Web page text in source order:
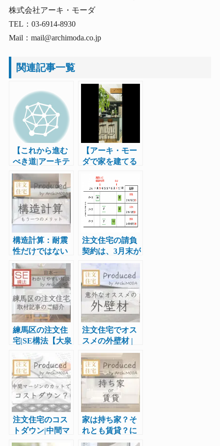
株式会社アーキ・モーダ
TEL：03-6914-8930
Mail：mail@archimoda.co.jp
関連記事一覧
【これから進む
べき道|アーキテ
クトビルダーと
して】
【アーキ・モー
ダで家を建てる
ト！】
構造計算：耐震
性だけではない
もう一つのメリ
ット
注文住宅の請負
契約は、3月末が
得？それとも4月
以降が得？
練馬区の注文住
宅|SE構法【大泉
記事のご紹介
注文住宅でオス
スメの外壁材 |
意外な選択とは
注文住宅のコス
トダウン|中間マ
ージンのカット
家は持ち家？そ
れとも賃貸？に
ついて正解はあ